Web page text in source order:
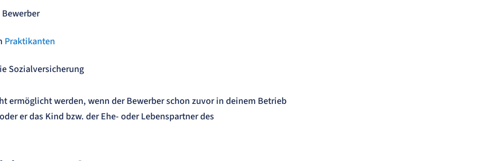
Praktikanten
Sozialversicherung
ermöglicht werden, wenn der Bewerber schon zuvor in deinem Betrieb
er das Kind bzw. der Ehe- oder Lebenspartner des